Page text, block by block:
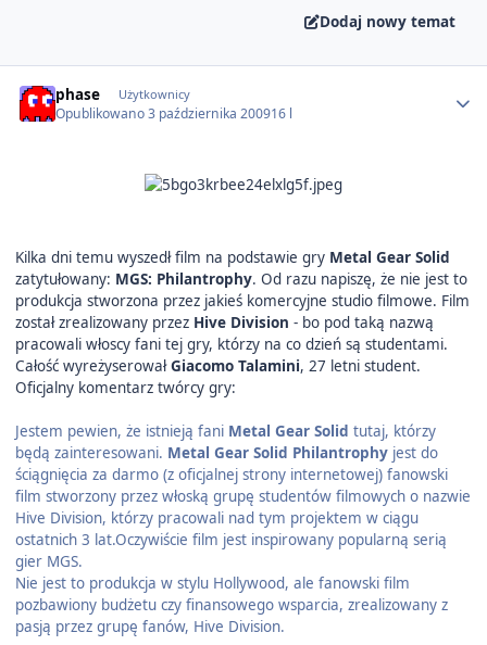
Dodaj nowy temat
phase Użytkownicy
Opublikowano3 października 200916 l
Kilka dni temu wyszedł film na podstawie gry Metal Gear Solid
zatytułowany: MGS: Philantrophy. Od razu napiszę, że nie jest to
produkcja stworzona przez jakieś komercyjne studio filmowe. Film
został zrealizowany przez Hive Division - bo pod taką nazwą
pracowali włoscy fani tej gry, którzy na co dzień są studentami.
Całość wyreżyserowałGiacomo Talamini, 27 letni student.
Oficjalny komentarz twórcy gry:
Jestem pewien, że istnieją fani Metal Gear Solid tutaj, którzy
będą zainteresowani. Metal Gear Solid Philantrophy jest do
ściągnięcia za darmo (z oficjalnej strony internetowej) fanowski
film stworzony przez włoską grupę studentów filmowych o nazwie
Hive Division, którzy pracowali nad tym projektem w ciągu
ostatnich 3 lat.Oczywiście film jest inspirowany popularną serią
gier MGS.
Nie jest to produkcja w stylu Hollywood, ale fanowski film
pozbawiony budżetu czy finansowego wsparcia, zrealizowany z
pasją przez grupę fanów, Hive Division.